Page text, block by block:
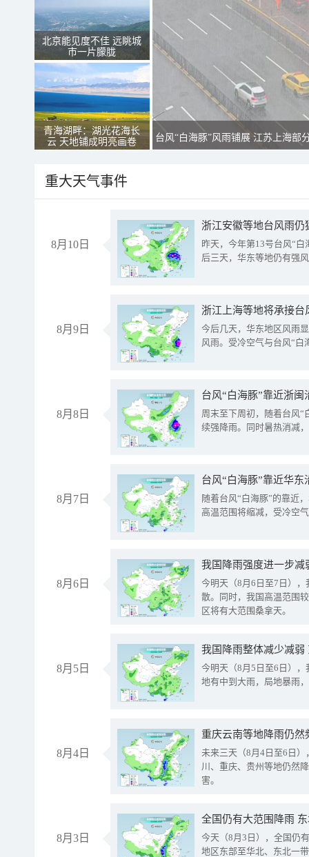
北京能见度不佳 远眺城
市一片朦胧
青海湖畔：湖光花海长
云 天地铺成明亮画卷
台风“白海豚”风雨铺展 江苏上海部
重大天气事件
8月10日
浙江安徽等地台风雨
昨天，今年第13号台风“
后三天，华东等地仍有强
8月9日
浙江上海等地将承接台
今后几天，华东地区风雨
风雨。受冷空气与台风“白
8月8日
台风“白海豚”靠近浙
周末至下周初，随着台风“
续强降雨。同时暑热消减
8月7日
台风“白海豚”靠近华
随着台风“白海豚”的靠近
高温范围将缩减，受冷空
8月6日
今明天（8月6日至7日）
散。同时，我国高温范围
区将有大范围桑拿天。
8月5日
我国降雨整体减少减弱
今明天（8月5日至6日）
地有中到大雨，局地暴雨
8月4日
重庆云南等地降雨仍然
未来三天（8月4日至6日
川、重庆、贵州等地仍然
害。
8月3日
全国仍有大范围降雨
今天（8月3日），全国仍
地区东部至华北、东北一